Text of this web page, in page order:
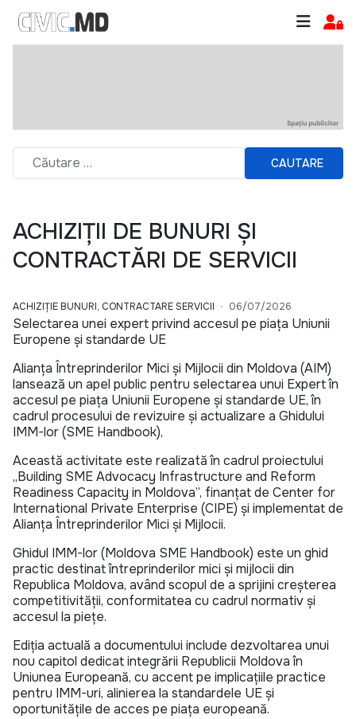
CAUTARE
ACHIZIȚII DE BUNURI ȘI
CONTRACTĂRI DE SERVICII
ACHIZIȚIE BUNURI, CONTRACTARE SERVICII 06/07/2026
Selectarea unei expert privind accesul pe piața Uniunii
Europene și standarde UE
Alianța Întreprinderilor Mici și Mijlocii din Moldova (AIM)
lansează un apel public pentru selectarea unui Expert în
accesul pe piața Uniunii Europene și standarde UE, în
cadrul procesului de revizuire și actualizare a Ghidului
IMM-lor (SME Handbook),
Această activitate este realizată în cadrul proiectului
„Building SME Advocacy Infrastructure and Reform
Readiness Capacity in Moldova”, finanţat de Center for
International Private Enterprise (CIPE) și implementat de
Alianța Întreprinderilor Mici și Mijlocii.
Ghidul IMM-lor (Moldova SME Handbook) este un ghid
practic destinat întreprinderilor mici și mijlocii din
Republica Moldova, având scopul de a sprijini creșterea
competitivității, conformitatea cu cadrul normativ și
accesul la piețe.
Ediția actuală a documentului include dezvoltarea unui
nou capitol dedicat integrării Republicii Moldova în
Uniunea Europeană, cu accent pe implicațiile practice
pentru IMM-uri, alinierea la standardele UE și
oportunitățile de acces pe piața europeană.